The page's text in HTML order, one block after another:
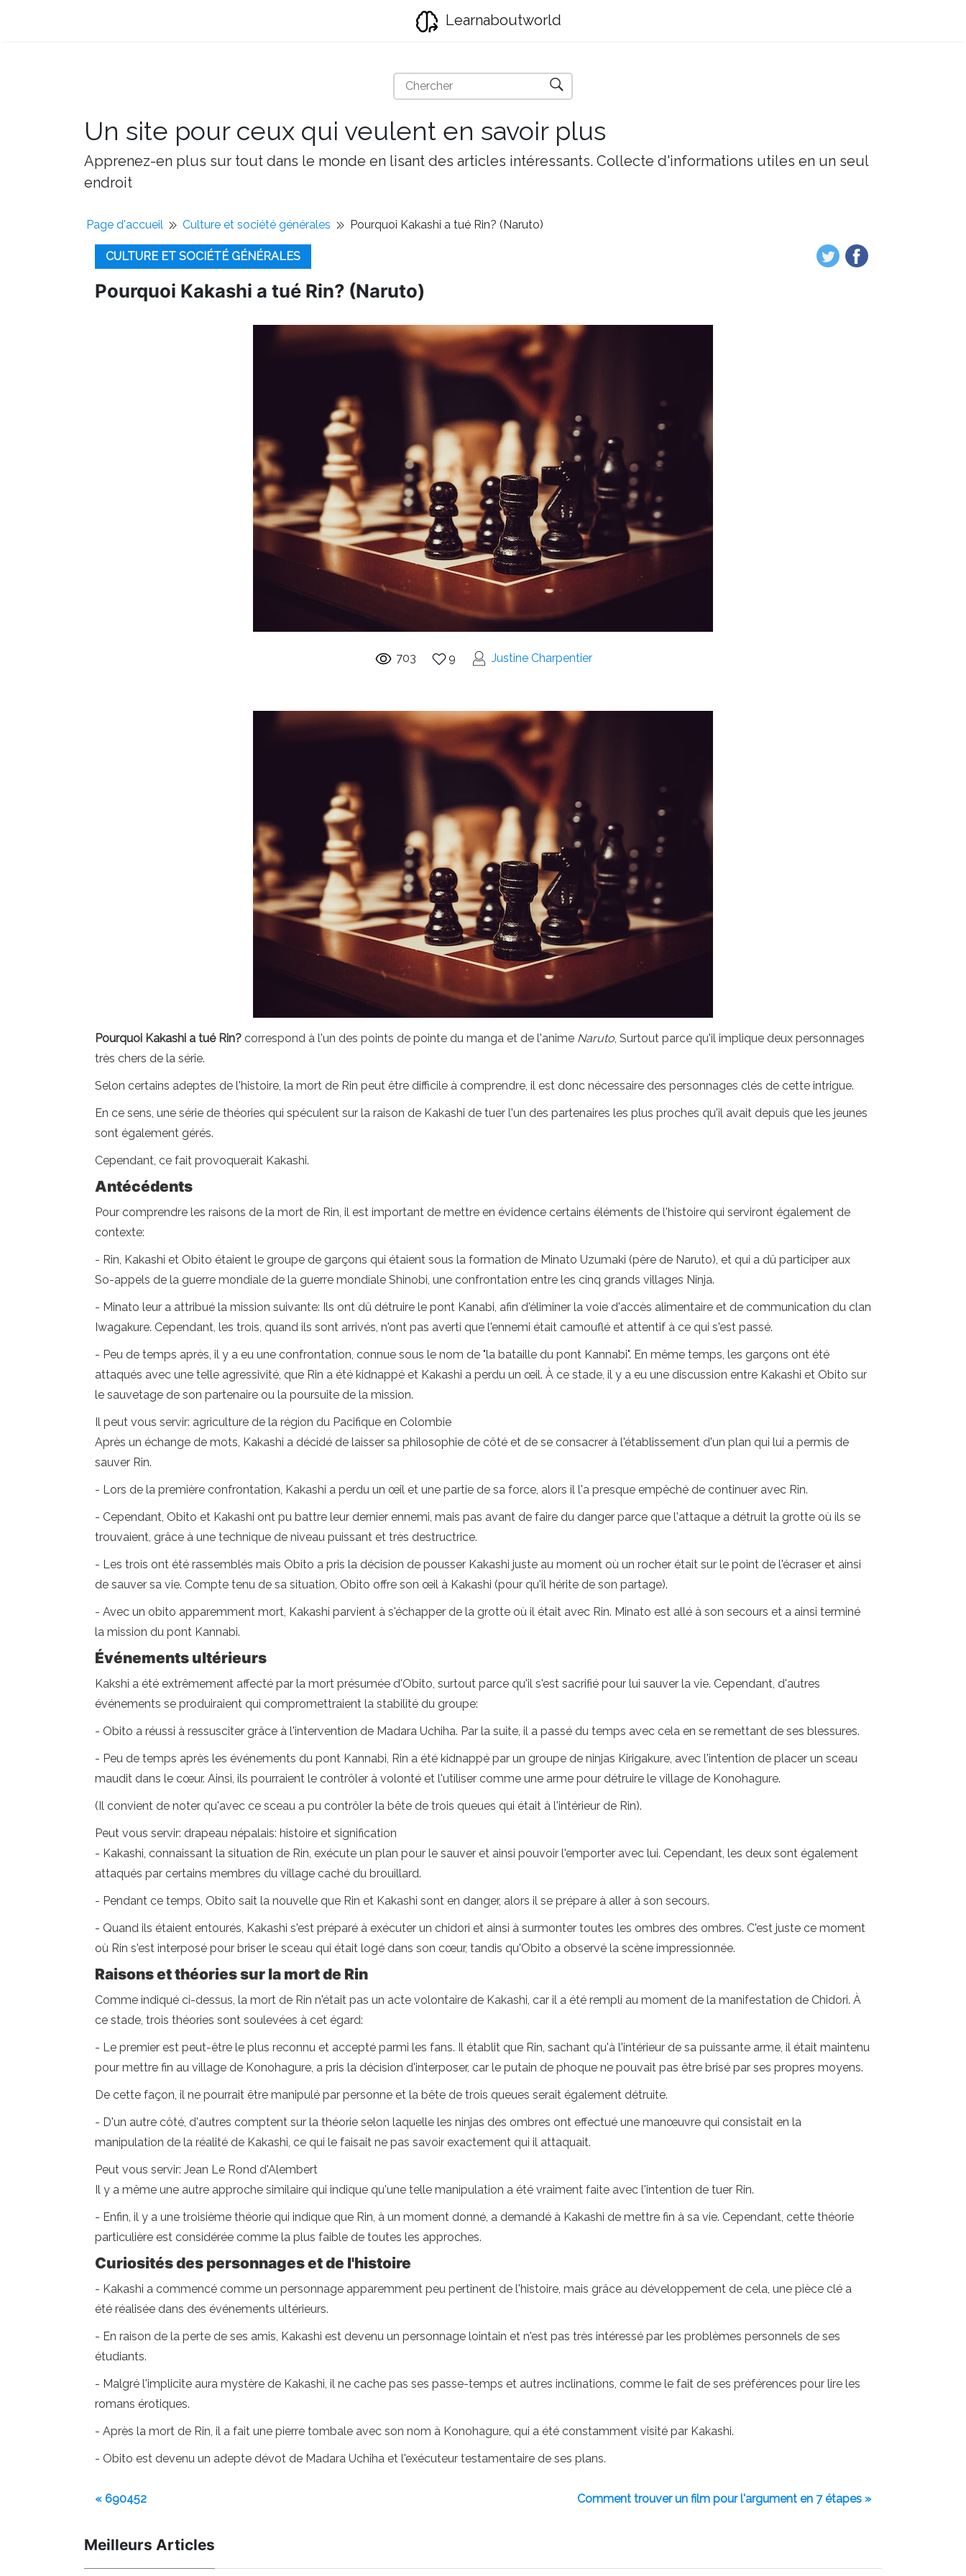
Learnaboutworld
Un site pour ceux qui veulent en savoir plus
Apprenez-en plus sur tout dans le monde en lisant des articles intéressants. Collecte d'informations utiles en un seul
endroit
Page d'accueil Culture et société générales Pourquoi Kakashi a tué Rin? (Naruto)
CULTURE ET SOCIÉTÉ GÉNÉRALES
Pourquoi Kakashi a tué Rin? (Naruto)
703 9 Justine Charpentier
Pourquoi Kakashi a tué Rin? correspond à l'un des points de pointe du manga et de l'anime Naruto, Surtout parce qu'il implique deux personnages
très chers de la série.
Selon certains adeptes de l'histoire, la mort de Rin peut être difficile à comprendre, il est donc nécessaire des personnages clés de cette intrigue.
En ce sens, une série de théories qui spéculent sur la raison de Kakashi de tuer l'un des partenaires les plus proches qu'il avait depuis que les jeunes
sont également gérés.
Cependant, ce fait provoquerait Kakashi.
Antécédents
Pour comprendre les raisons de la mort de Rin, il est important de mettre en évidence certains éléments de l'histoire qui serviront également de
contexte:
- Rin, Kakashi et Obito étaient le groupe de garçons qui étaient sous la formation de Minato Uzumaki (père de Naruto), et qui a dû participer aux
So-appels de la guerre mondiale de la guerre mondiale Shinobi, une confrontation entre les cinq grands villages Ninja.
- Minato leur a attribué la mission suivante: Ils ont dû détruire le pont Kanabi, afin d'éliminer la voie d'accès alimentaire et de communication du clan
Iwagakure. Cependant, les trois, quand ils sont arrivés, n'ont pas averti que l'ennemi était camouflé et attentif à ce qui s'est passé.
- Peu de temps après, il y a eu une confrontation, connue sous le nom de "la bataille du pont Kannabi". En même temps, les garçons ont été
attaqués avec une telle agressivité, que Rin a été kidnappé et Kakashi a perdu un œil. À ce stade, il y a eu une discussion entre Kakashi et Obito sur
le sauvetage de son partenaire ou la poursuite de la mission.
Il peut vous servir: agriculture de la région du Pacifique en Colombie
Après un échange de mots, Kakashi a décidé de laisser sa philosophie de côté et de se consacrer à l'établissement d'un plan qui lui a permis de
sauver Rin.
- Lors de la première confrontation, Kakashi a perdu un œil et une partie de sa force, alors il l'a presque empêché de continuer avec Rin.
- Cependant, Obito et Kakashi ont pu battre leur dernier ennemi, mais pas avant de faire du danger parce que l'attaque a détruit la grotte où ils se
trouvaient, grâce à une technique de niveau puissant et très destructrice.
- Les trois ont été rassemblés mais Obito a pris la décision de pousser Kakashi juste au moment où un rocher était sur le point de l'écraser et ainsi
de sauver sa vie. Compte tenu de sa situation, Obito offre son œil à Kakashi (pour qu'il hérite de son partage).
- Avec un obito apparemment mort, Kakashi parvient à s'échapper de la grotte où il était avec Rin. Minato est allé à son secours et a ainsi terminé
la mission du pont Kannabi.
Événements ultérieurs
Kakshi a été extrêmement affecté par la mort présumée d'Obito, surtout parce qu'il s'est sacrifié pour lui sauver la vie. Cependant, d'autres
événements se produiraient qui compromettraient la stabilité du groupe:
- Obito a réussi à ressusciter grâce à l'intervention de Madara Uchiha. Par la suite, il a passé du temps avec cela en se remettant de ses blessures.
- Peu de temps après les événements du pont Kannabi, Rin a été kidnappé par un groupe de ninjas Kirigakure, avec l'intention de placer un sceau
maudit dans le cœur. Ainsi, ils pourraient le contrôler à volonté et l'utiliser comme une arme pour détruire le village de Konohagure.
(Il convient de noter qu'avec ce sceau a pu contrôler la bête de trois queues qui était à l'intérieur de Rin).
Peut vous servir: drapeau népalais: histoire et signification
- Kakashi, connaissant la situation de Rin, exécute un plan pour le sauver et ainsi pouvoir l'emporter avec lui. Cependant, les deux sont également
attaqués par certains membres du village caché du brouillard.
- Pendant ce temps, Obito sait la nouvelle que Rin et Kakashi sont en danger, alors il se prépare à aller à son secours.
- Quand ils étaient entourés, Kakashi s'est préparé à exécuter un chidori et ainsi à surmonter toutes les ombres des ombres. C'est juste ce moment
où Rin s'est interposé pour briser le sceau qui était logé dans son cœur, tandis qu'Obito a observé la scène impressionnée.
Raisons et théories sur la mort de Rin
Comme indiqué ci-dessus, la mort de Rin n'était pas un acte volontaire de Kakashi, car il a été rempli au moment de la manifestation de Chidori. À
ce stade, trois théories sont soulevées à cet égard:
- Le premier est peut-être le plus reconnu et accepté parmi les fans. Il établit que Rin, sachant qu'à l'intérieur de sa puissante arme, il était maintenu
pour mettre fin au village de Konohagure, a pris la décision d'interposer, car le putain de phoque ne pouvait pas être brisé par ses propres moyens.
De cette façon, il ne pourrait être manipulé par personne et la bête de trois queues serait également détruite.
- D'un autre côté, d'autres comptent sur la théorie selon laquelle les ninjas des ombres ont effectué une manœuvre qui consistait en la
manipulation de la réalité de Kakashi, ce qui le faisait ne pas savoir exactement qui il attaquait.
Peut vous servir: Jean Le Rond d'Alembert
Il y a même une autre approche similaire qui indique qu'une telle manipulation a été vraiment faite avec l'intention de tuer Rin.
- Enfin, il y a une troisième théorie qui indique que Rin, à un moment donné, a demandé à Kakashi de mettre fin à sa vie. Cependant, cette théorie
particulière est considérée comme la plus faible de toutes les approches.
Curiosités des personnages et de l'histoire
- Kakashi a commencé comme un personnage apparemment peu pertinent de l'histoire, mais grâce au développement de cela, une pièce clé a
été réalisée dans des événements ultérieurs.
- En raison de la perte de ses amis, Kakashi est devenu un personnage lointain et n'est pas très intéressé par les problèmes personnels de ses
étudiants.
- Malgré l'implicite aura mystère de Kakashi, il ne cache pas ses passe-temps et autres inclinations, comme le fait de ses préférences pour lire les
romans érotiques.
- Après la mort de Rin, il a fait une pierre tombale avec son nom à Konohagure, qui a été constamment visité par Kakashi.
- Obito est devenu un adepte dévot de Madara Uchiha et l'exécuteur testamentaire de ses plans.
« 690452 Comment trouver un film pour l'argument en 7 étapes »
Meilleurs Articles